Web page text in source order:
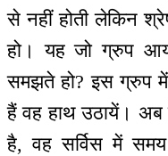
से नहीं होती लेकिन
हो। यह जो ग्रुप
समझते हो? इस ग्रुप
हैं वह हाथ उठायें। अब
है, वह सर्विस में